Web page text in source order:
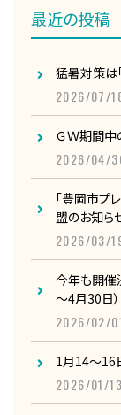
最近の投稿
猛暑対策は
2026/07/
ＧＷ期間中
2026/04/
「豊岡市プ
盟のお知ら
2026/03/
今年も開催
～4月30日）
2026/02/
1月14～16
2026/01/13